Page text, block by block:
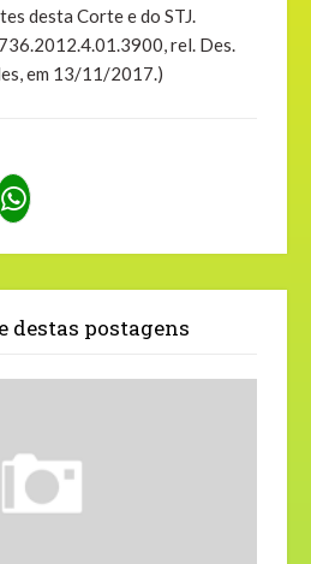
desta Corte e do STJ.
rel. Des.
em 13/11/2017.)
destas postagens